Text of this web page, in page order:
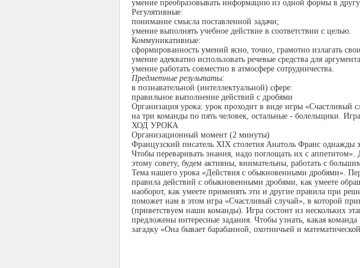
умение преобразовывать информацию из одной формы в
Регулятивные:
понимание смысла поставленной задачи;
умение выполнять учебное действие в соответствии с целью.
Коммуникативные:
сформированность умений ясно, точно, грамотно излагать
умение адекватно использовать речевые средства для
умение работать совместно в атмосфере сотрудничества.
Предметные результаты:
в познавательной (интеллектуальной) сфере:
правильное выполнение действий с дробями
Организация урока: урок проходит в виде игры «Счастливый
на три команды по пять человек, остальные - болельщики.
ХОД УРОКА
Организационный момент (2 минуты)
Французский писатель XIX столетия Анатоль Франс однажды
Чтобы переваривать знания, надо поглощать их с аппетитом».
этому совету, будем активны, внимательны, работать с
Тема нашего урока «Действия с обыкновенными дробями».
правила действий с обыкновенными дробями, как умеете
наоборот, как умеете применять эти и другие правила при
поможет нам в этом игра «Счастливый случай», в которой
(приветствуем наши команды). Игра состоит из нескольких
предложены интересные задания. Чтобы узнать, какая
загадку «Она бывает барабанной, охотничьей и